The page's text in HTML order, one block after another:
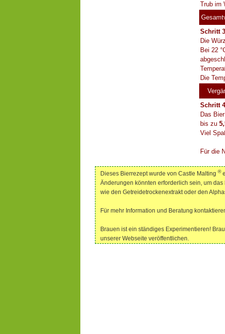
Trub im
Schritt
Die
Bei 22
Die
Schritt
Das
bis zu
Viel
Für die
Dieses Bierrezept wurde von Castle Malting ®
Änderungen könnten erforderlich sein, um
wie den Getreidetrockenextrakt oder den
Für mehr Information und Beratung
Brauen ist ein ständiges Experimentieren!
unserer Webseite veröffentlichen.